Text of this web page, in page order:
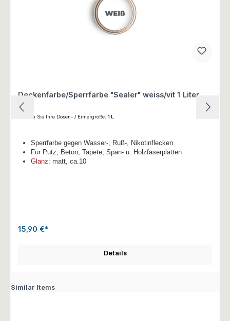
Deckenfarbe/Sperrfarbe "Sealer" weiss/vit 1 Liter
Wählen Sie Ihre Dosen- / Eimergröße: 1 L
Sperrfarbe gegen Wasser-, Ruß-, Nikotinflecken
Für Putz, Beton, Tapete, Span- u. Holzfaserplatten
Glanz: matt, ca.10
15,90 €*
Details
Similar Items